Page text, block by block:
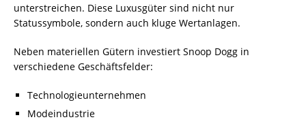
unterstreichen. Diese Luxusgüter sind nicht nur
Statussymbole, sondern auch kluge Wertanlagen.
Neben materiellen Gütern investiert Snoop Dogg in
verschiedene Geschäftsfelder:
Technologieunternehmen
Modeindustrie